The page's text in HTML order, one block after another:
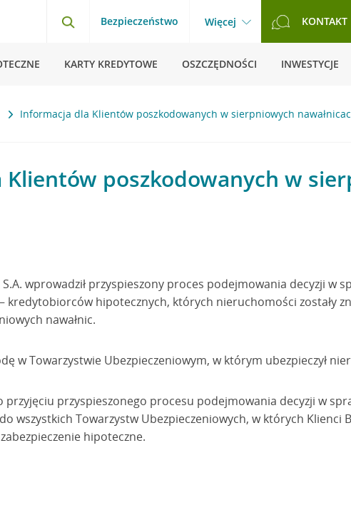
Bezpieczeństwo Więcej KONTAKT
KARTY KREDYTOWE OSZCZĘDNOŚCI INWESTYCJE
Informacja dla Klientów poszkodowanych w sierpniowych
poszkodowanych w
wprowadził przyspieszony proces podejmowania decyzji w
kredytobiorców hipotecznych, których nieruchomości zostały
nawałnic.
w Towarzystwie Ubezpieczeniowym, w którym ubezpieczył
przyjęciu przyspieszonego procesu podejmowania decyzji w
wszystkich Towarzystw Ubezpieczeniowych, w których Klienci
hipoteczne.